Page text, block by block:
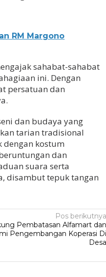
RM Margono
sahabat-sahabat
ini. Dengan
persatuan dan
dan budaya yang
tarian tradisional
dengan kostum
dan
suara serta
disambut tepuk tangan
Pos berikutnya
Pembatasan Alfamart dan
Pengembangan Koperasi Di
Desa